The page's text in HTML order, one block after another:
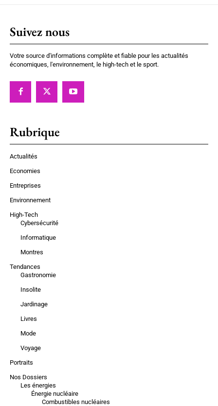
Suivez nous
Votre source d'informations complète et fiable pour les actualités
économiques, l'environnement, le high-tech et le sport.
Rubrique
Actualités
Economies
Entreprises
Environnement
High-Tech
Cybersécurité
Informatique
Montres
Tendances
Gastronomie
Insolite
Jardinage
Livres
Mode
Voyage
Portraits
Nos Dossiers
Les énergies
Énergie nucléaire
Combustibles nucléaires